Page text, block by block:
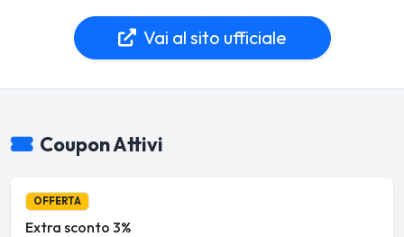
Vai al sito ufficiale
Coupon Attivi
OFFERTA
Extra sconto 3%